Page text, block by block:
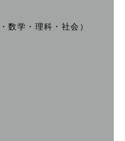
数学・理科・社会）